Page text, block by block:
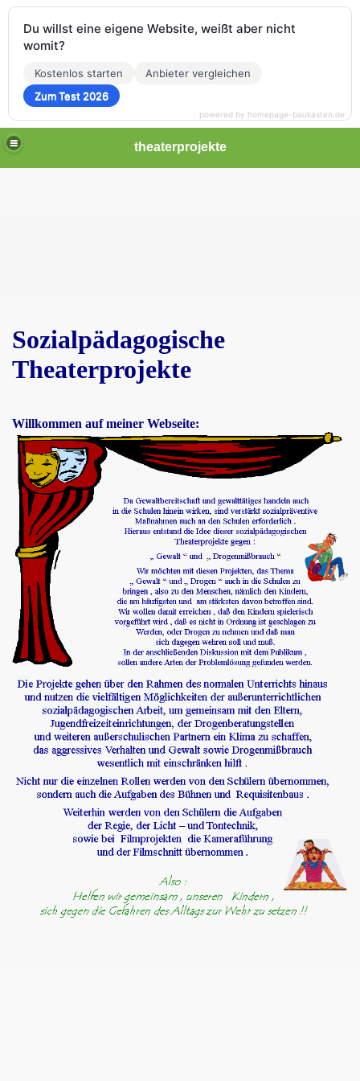
theaterprojekte
Sozialpädagogische
Theaterprojekte
Willkommen auf meiner Webseite:
Du willst eine eigene Website, weißt aber nicht
womit?
Kostenlos starten
Anbieter vergleichen
Zum Test 2026
powered by homepage-baukasten.de